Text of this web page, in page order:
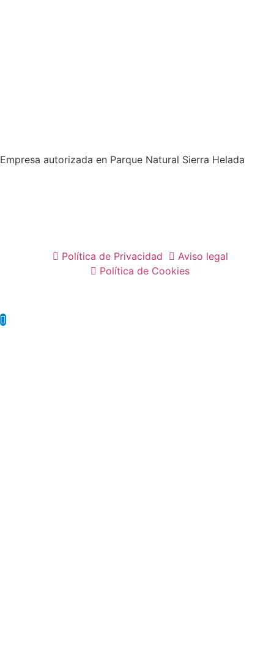
Empresa autorizada en Parque Natural Sierra Helada
Política de Privacidad
Aviso legal
Política de Cookies